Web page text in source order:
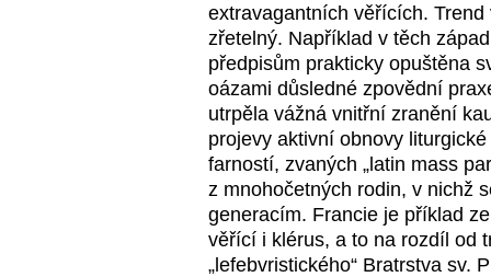
extravagantních věřících.
zřetelný. Například v těch
předpisům prakticky opuštěna
oázami důsledné zpovědní
utrpěla vážná vnitřní zranění
projevy aktivní obnovy
farností, zvaných „latin mass
z mnohočetných rodin, v nichž
generacím. Francie je příklad
věřící i klérus, a to na rozdíl od
„lefebvristického“ Bratrstva sv.